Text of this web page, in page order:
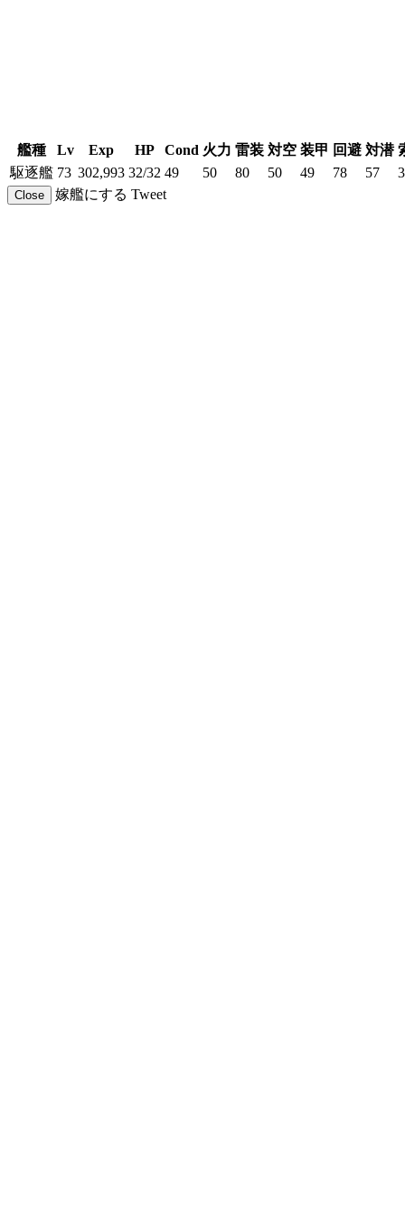
艦種 Lv Exp HP Cond 火力 雷装 対空 装甲 回避 対潜
駆逐艦 73 302,993 32/32 49 50 80 50 49 78 57
Close 嫁艦にする Tweet